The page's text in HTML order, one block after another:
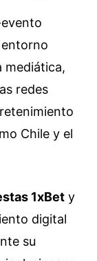
mediática,
redes
Chile y el
1xBet y
digital
su